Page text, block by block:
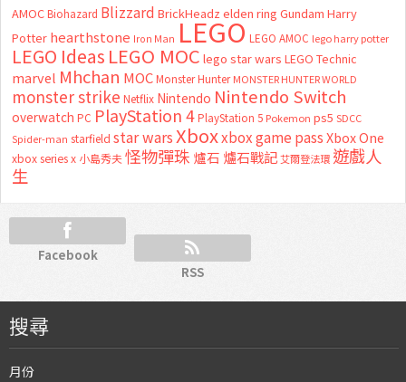
AMOC Biohazard Blizzard BrickHeadz elden ring Gundam Harry
Potter hearthstone Iron Man LEGO LEGO AMOC lego harry potter
LEGO Ideas LEGO MOC lego star wars LEGO Technic
marvel Mhchan MOC Monster Hunter MONSTER HUNTER WORLD
monster strike Netflix Nintendo Nintendo Switch
overwatch PC PlayStation 4 PlayStation 5 Pokemon ps5 SDCC
Spider-man starfield star wars Xboxxbox game passXbox One
xbox series x 小島秀夫怪物彈珠 爐石 爐石戰記艾爾登法環 遊戲人
生
Facebook
RSS
搜尋
月份